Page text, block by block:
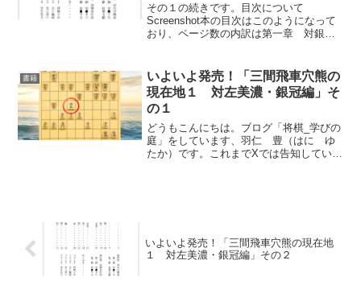
その１の続きです。目次について
Screenshot本の目次はこのようになって
おり、ページ数の内訳は第一章 対銀冠
70P第四章 対天守閣美濃 約30P第五
章 対端歩...
書籍
いよいよ発売！「三間飛車穴熊の
現在地１ 対左美濃・銀冠編」そ
の１
どうもこんにちは。ブログ「将棋_学びの
庭」をしています、羽仁 豊（はに ゆ
たか）です。これまでXでは告知していま
いよいよ発売！「三間飛車穴熊の現在地
１ 対左美濃・銀冠編」その２